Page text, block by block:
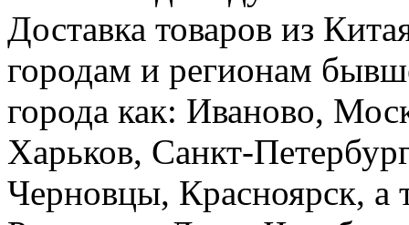
Доставка товаров из
городам и регионам
города как: Иваново,
Харьков, Санкт-
Черновцы, Красноярск, а